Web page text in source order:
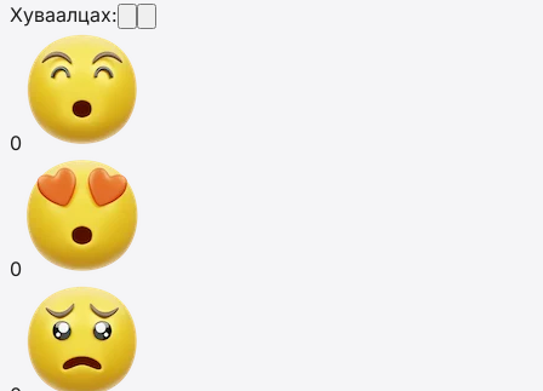
Хуваалцах:
0
0